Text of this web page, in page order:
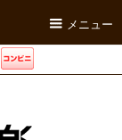
メニュー